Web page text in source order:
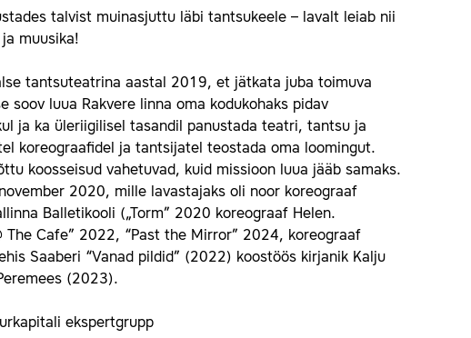
talvist muinasjuttu läbi tantsukeele – lavalt leiab nii
muusika!
tantsuteatrina aastal 2019, et jätkata juba toimuva
luua Rakvere linna oma kodukohaks pidav
ja ka üleriigilisel tasandil panustada teatri, tantsu ja
koreograafidel ja tantsijatel teostada oma loomingut.
koosseisud vahetuvad, kuid missioon luua jääb samaks.
2020, mille lavastajaks oli noor koreograaf
Balletikooli („Torm” 2020 koreograaf Helen.
Cafe” 2022, “Past the Mirror” 2024, koreograaf
Saaberi “Vanad pildid” (2022) koostöös kirjanik Kalju
(2023).
ekspertgrupp